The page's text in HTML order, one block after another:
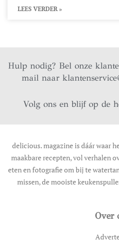
LEES VERDER »
Hulp nodig? Bel onze
mail naar
Volg ons en blijf op de
delicious. magazine is dáár waar
maakbare recepten, vol verhalen
eten en fotografie om bij te
missen, de mooiste
Over